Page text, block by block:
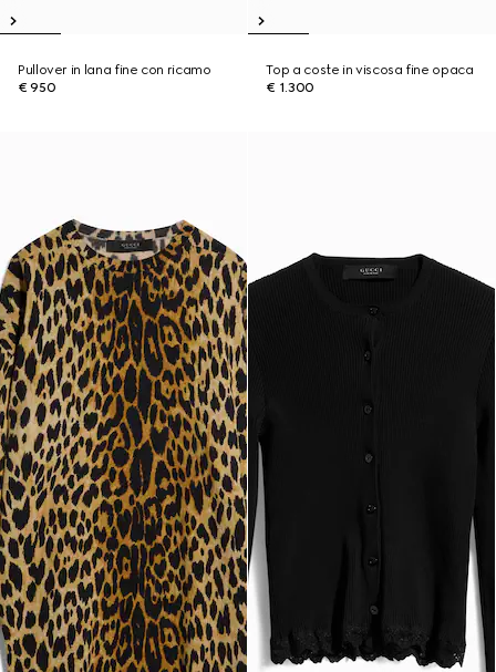
Pullover in lana fine con ricamo
€ 950
Top a coste in viscosa fine opaca
€ 1.300